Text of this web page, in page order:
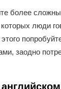
более
люди
заодно